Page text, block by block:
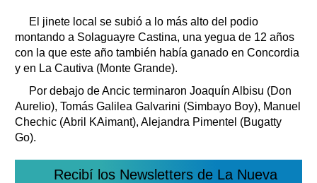
El jinete local se subió a lo más alto del podio
montando a Solaguayre Castina, una yegua de 12 años
con la que este año también había ganado en Concordia
y en La Cautiva (Monte Grande).
Por debajo de Ancic terminaron Joaquín Albisu (Don
Aurelio), Tomás Galilea Galvarini (Simbayo Boy), Manuel
Chechic (Abril KAimant), Alejandra Pimentel (Bugatty
Go).
Recibí los Newsletters de La Nueva